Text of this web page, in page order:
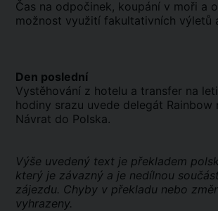
Čas na odpočinek, koupání v moři a
možnost využití fakultativních výletů
Den poslední
Vystěhování z hotelu a transfer na
hodiny srazu uvede delegát Rainbow
Návrat do Polska.
Výše uvedený text je překladem
který je závazný a je nedílnou
zájezdu. Chyby v překladu nebo
vyhrazeny.